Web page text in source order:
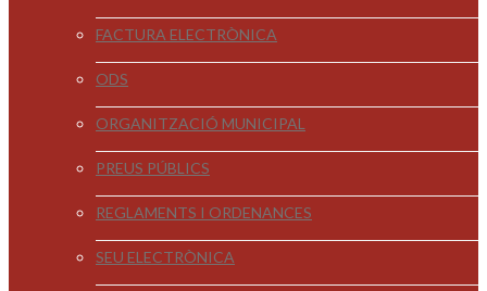
FACTURA ELECTRÒNICA
ODS
ORGANITZACIÓ MUNICIPAL
PREUS PÚBLICS
REGLAMENTS I ORDENANCES
SEU ELECTRÒNICA